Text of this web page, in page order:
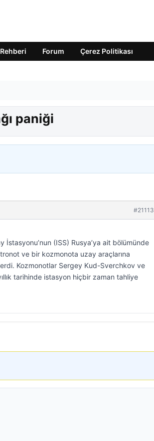
Forum Çerez Politikası
paniği
#21113
İstasyonu’nun (ISS) Rusya’ya ait bölümünde
ve bir kozmonota uzay araçlarına
Kozmonotlar Sergey Kud-Sverchkov ve
tarihinde istasyon hiçbir zaman tahliye